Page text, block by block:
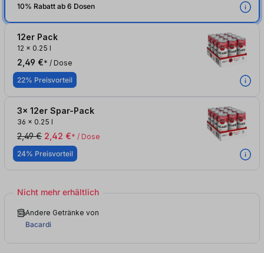
10% Rabatt ab 6 Dosen
12er Pack
12 x 0.25 l
2,49 €* / Dose
22% Preisvorteil
3x 12er Spar-Pack
36 x 0.25 l
2,49 € 2,42 €* / Dose
24% Preisvorteil
Nicht mehr erhältlich
Andere Getränke von
Bacardi